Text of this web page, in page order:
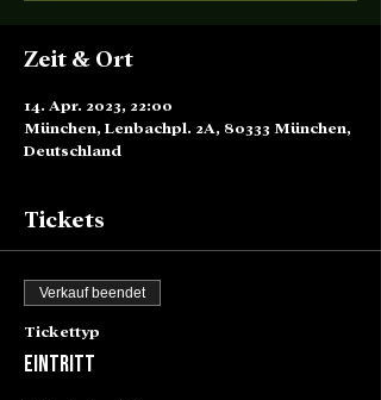
Zeit & Ort
14. Apr. 2023, 22:00
München, Lenbachpl. 2A, 80333 München,
Deutschland
Tickets
Verkauf beendet
Tickettyp
Eintritt